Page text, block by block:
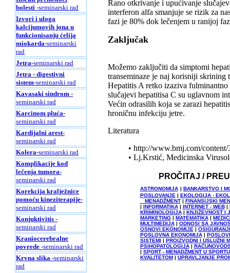
bolesti -seminarski rad
Izvori i uloga
kalcijumovih jona u
funkcionisanju ćelija
miokarda-seminarski
rad
Jetra-seminarski rad
Jetra - digestivni
sistem-seminarski rad
Kavasaki sindrom -
seminarski rad
Karcinom pluća-
seminarski rad
Kardijalni arest-
seminarski rad
Kolera-seminarski rad
Komplikacije kod
lečenja tumora-
seminarski rad
Korekcija kralježnice
pomoću kineziterapije-
seminarski rad
Konjuktivitis -
seminarski rad
Kraniocerebralne
povrede -seminarski rad
Krvna slika -seminarski
rad
Rano otkrivanje i upućivanje
interferon alfa smanjuje se rizik za
fazi je 80% dok lečenjem u ranijoj
Zaključak
Možemo zaključiti da simptomi
transeminaze je naj korisniji skrining
Hepatitis A retko izaziva
slučajevi hepatitisa C su uglavnom
Većin odrasilih koja se zarazi
hroničnu infekciju jetre.
Literatura
• http://www.bmj.com/
• Lj.Krstić, Medicinska
PROČITAJ /
ASTRONOMIJA | BANKARSTVO I
POSLOVANJE| EKOLOGIJA -
MENADŽMENT | FINANSIJSKI
| INFORMATIKA| INTERNET - WEB|
KRIMINOLOGIJA| KNJIŽEVNOST I
MARKETING| MATEMATIKA|
MULTIMEDIJA| ODNOSI SA
OSNOVI EKONOMIJE|
POSLOVNA EKONOMIJA|
SISTEMI| PROIZVODNI I USLUŽNI
PSIHOPATOLOGIJA|
| SPORT - MENADŽMENT U SPORTU
KVALITETOM| UPRAVLJANJE